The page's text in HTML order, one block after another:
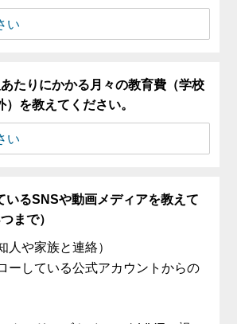
たりにかかる月々の教育費（学校
）を教えてください。
いるSNSや動画メディアを教えて
まで）
人や家族と連絡）
ーしている公式アカウントからの